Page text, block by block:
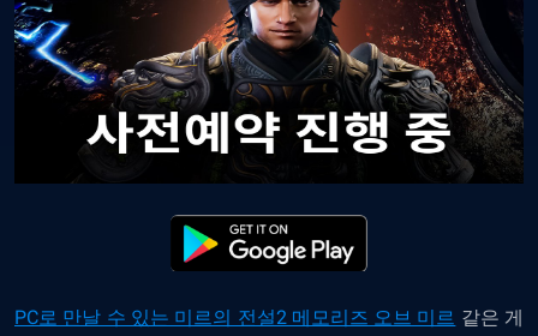
PC로 만날 수 있는 미르의 전설2 메모리즈 오브 미르 같은 게